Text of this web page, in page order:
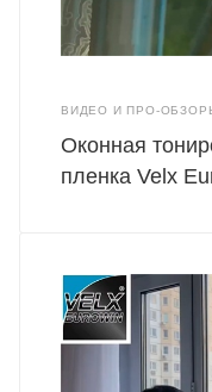
ВИДЕО И ПРО-
Оконная
пленка Velx